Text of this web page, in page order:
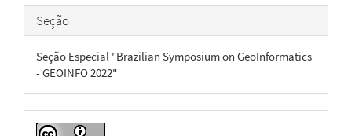
Seção
Seção Especial "Brazilian Symposium on GeoInformatics
- GEOINFO 2022"